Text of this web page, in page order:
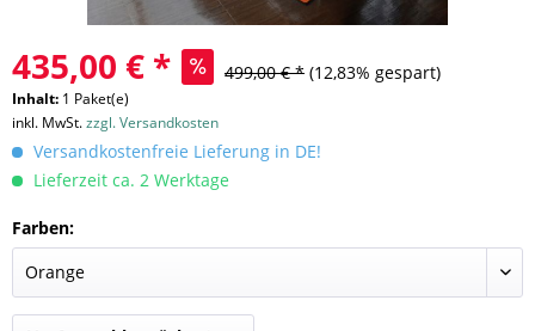
435,00 € * 499,00 € * (12,83% gespart)
Inhalt: 1 Paket(e)
inkl. MwSt.zzgl. Versandkosten
Versandkostenfreie Lieferung in DE!
Lieferzeit ca. 2 Werktage
Farben: